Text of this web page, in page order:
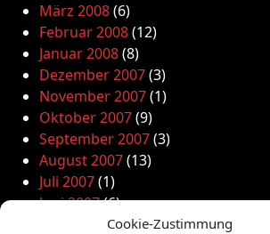
Cookie-Zustimmung
März 2008(6)
Februar 2008(12)
Januar 2008(8)
Dezember 2007(3)
November 2007(1)
Oktober 2007(9)
September 2007(3)
August 2007(13)
Juli 2007(1)
Juni 2007(6)
(12)